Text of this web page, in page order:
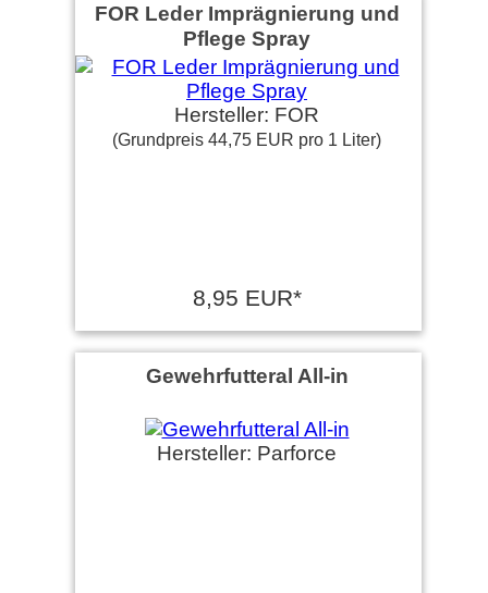
FOR Leder Imprägnierung und
Pflege Spray
Hersteller: FOR
(Grundpreis 44,75 EUR pro 1 Liter)
8,95 EUR*
Gewehrfutteral All-in
Hersteller: Parforce